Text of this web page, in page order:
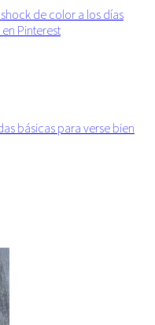
shock de color a los días
Pinterest
básicas para verse bien